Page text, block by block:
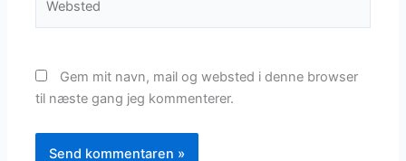
Gem mit navn, mail og websted i denne browser
til næste gang jeg kommenterer.